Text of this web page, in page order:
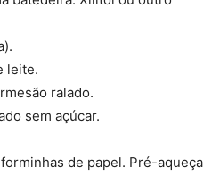
leite.
ralado.
sem açúcar.
de papel. Pré-aqueça